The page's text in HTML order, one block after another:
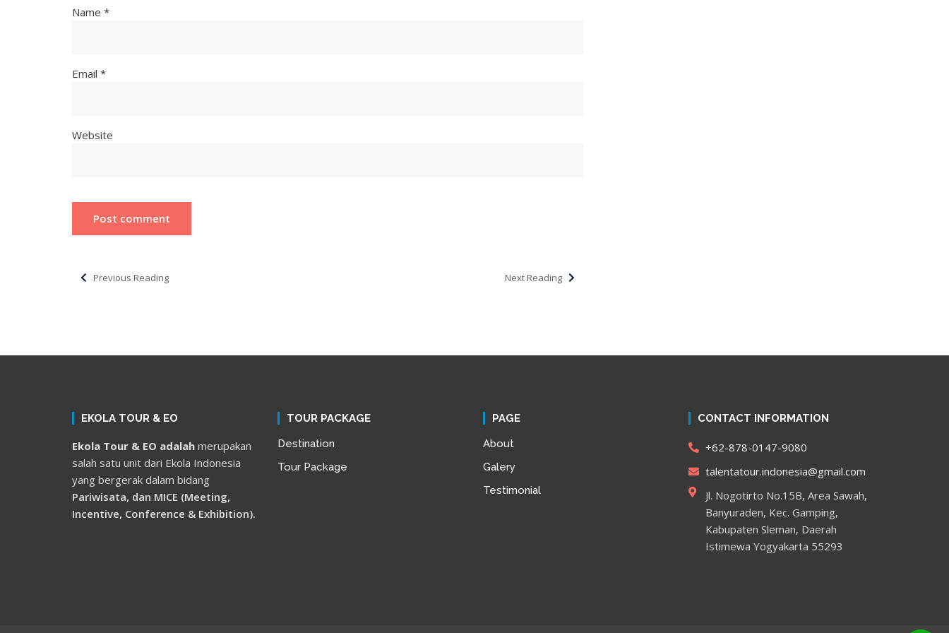
Name *
Email *
Website
Previous Reading Next Reading
EKOLA TOUR & EO
Ekola Tour & EO adalah merupakan
salah satu unit dari Ekola Indonesia
yang bergerak dalam bidang
Pariwisata, dan MICE (Meeting,
Incentive, Conference & Exhibition).
TOUR PACKAGE
Destination
Tour Package
PAGE
About
Galery
Testimonial
CONTACT INFORMATION
+62-878-0147-9080
talentatour.indonesia@gmail.com
Jl. Nogotirto No.15B, Area Sawah,
Banyuraden, Kec. Gamping,
Kabupaten Sleman, Daerah
Istimewa Yogyakarta 55293